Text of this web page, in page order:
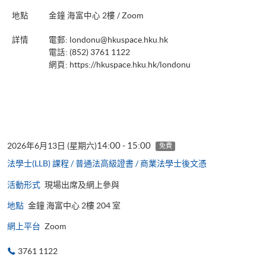
地點 金鐘 海富中心 2樓 / Zoom
詳情 電郵: londonu@hkuspace.hku.hk
電話: (852) 3761 1122
網頁: https://hkuspace.hku.hk/londonu
2026年6月13日 (星期六)14:00 - 15:00 免費
法學士(LLB) 課程 / 普通法高級證書 / 商業法學士後文憑
活動形式 現場出席及網上參與
地點 金鐘 海富中心 2樓 204 室
網上平台 Zoom
3761 1122